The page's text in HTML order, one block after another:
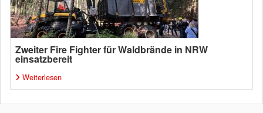
Zweiter Fire Fighter für Waldbrände in NRW
einsatzbereit
Weiterlesen